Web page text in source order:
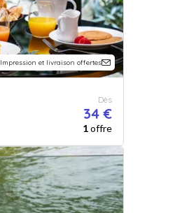
Impression et livraison offertes
Dès
34 €
1offre